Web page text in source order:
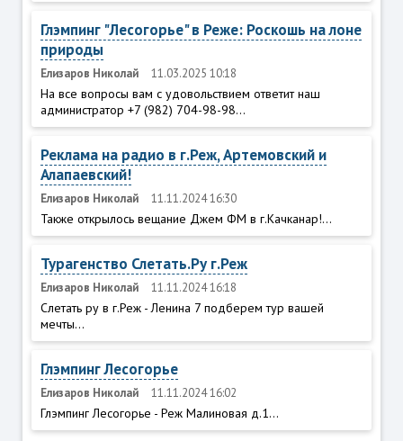
Глэмпинг "Лесогорье" в Реже: Роскошь на лоне
природы
Елизаров Николай 11.03.2025 10:18
На все вопросы вам с удовольствием ответит наш
администратор +7 (982) 704-98-98...
Реклама на радио в г.Реж, Артемовский и
Алапаевский!
Елизаров Николай 11.11.2024 16:30
Также открылось вещание Джем ФМ в г.Качканар!...
Турагенство Слетать.Ру г.Реж
Елизаров Николай 11.11.2024 16:18
Слетать ру в г.Реж - Ленина 7 подберем тур вашей
мечты...
Глэмпинг Лесогорье
Елизаров Николай 11.11.2024 16:02
Глэмпинг Лесогорье - Реж Малиновая д.1...